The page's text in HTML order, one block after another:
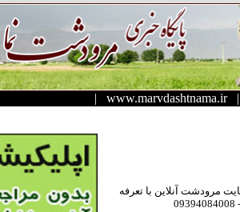
|
www.marvdashtnama.ir
|
مرودشت آنلاین با تعرفه